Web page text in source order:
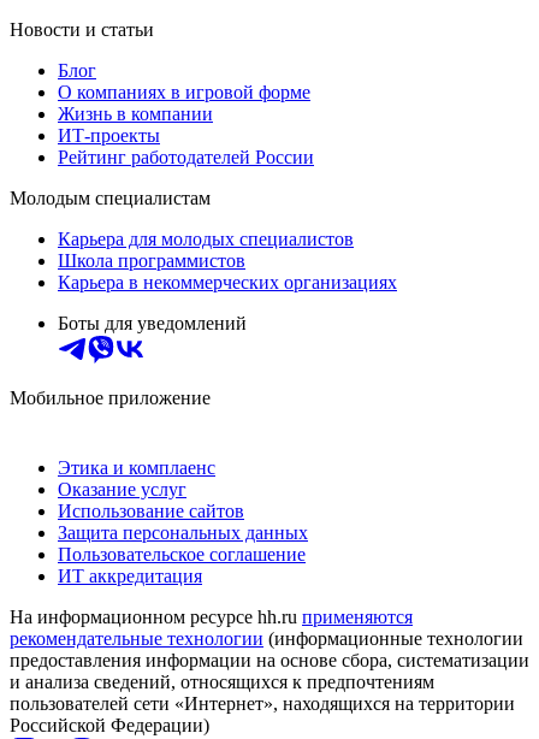
Новости и статьи
Блог
О компаниях в игровой форме
Жизнь в компании
ИТ-проекты
Рейтинг работодателей России
Молодым специалистам
Карьера для молодых специалистов
Школа программистов
Карьера в некоммерческих организациях
Боты для уведомлений
Мобильное приложение
Этика и комплаенс
Оказание услуг
Использование сайтов
Защита персональных данных
Пользовательское соглашение
ИТ аккредитация
На информационном ресурсе hh.ru применяются
рекомендательные технологии (информационные технологии
предоставления информации на основе сбора, систематизации
и анализа сведений, относящихся к предпочтениям
пользователей сети «Интернет», находящихся на территории
Российской Федерации)